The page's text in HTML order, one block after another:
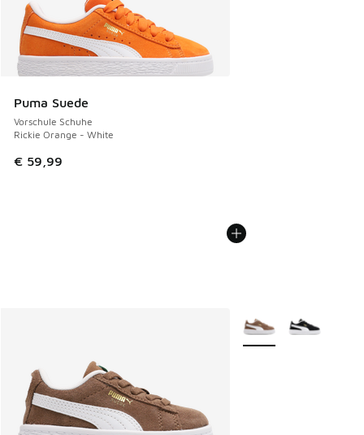
Puma Suede
Vorschule Schuhe
Rickie Orange - White
€ 59,99
Weitere Farben